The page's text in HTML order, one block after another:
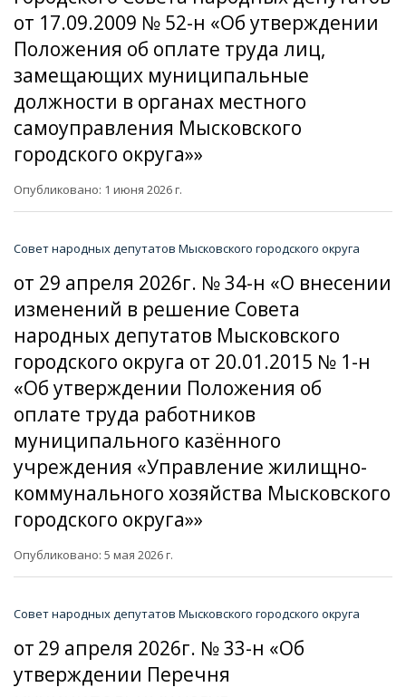
от 17.09.2009 № 52-н «Об утверждении
Положения об оплате труда лиц,
замещающих муниципальные
должности в органах местного
самоуправления Мысковского
городского округа»»
Опубликовано: 1 июня 2026 г.
Совет народных депутатов Мысковского городского округа
от 29 апреля 2026г. № 34-н «О внесении
изменений в решение Совета
народных депутатов Мысковского
городского округа от 20.01.2015 № 1-н
«Об утверждении Положения об
оплате труда работников
муниципального казённого
учреждения «Управление жилищно-
коммунального хозяйства Мысковского
городского округа»»
Опубликовано: 5 мая 2026 г.
Совет народных депутатов Мысковского городского округа
от 29 апреля 2026г. № 33-н «Об
утверждении Перечня